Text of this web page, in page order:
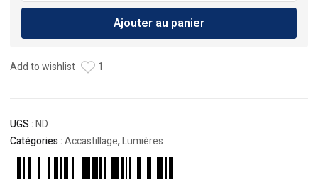
Feux
Navigation
Noir
Ajouter au panier
Add to wishlist 1
UGS :ND
Catégories :Accastillage,Lumières